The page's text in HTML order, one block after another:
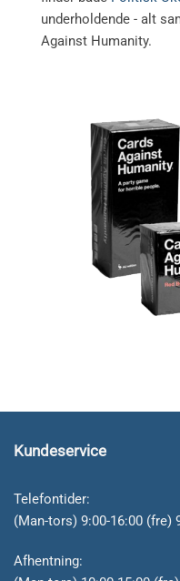
underholdende - alt
Against Humanity.
Kundeservice
Telefontider:
(Man-tors) 9:00-16:00 (fre)
Afhentning: